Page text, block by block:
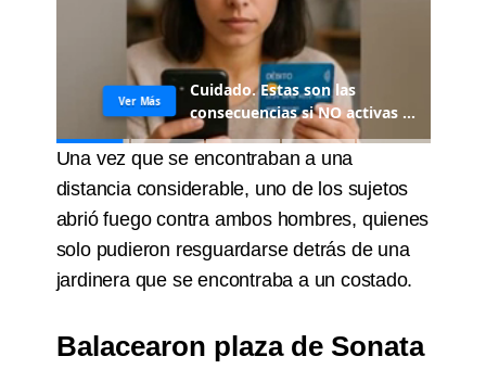
Una vez que se encontraban a una
distancia considerable, uno de los sujetos
abrió fuego contra ambos hombres, quienes
solo pudieron resguardarse detrás de una
jardinera que se encontraba a un costado.
Balacearon plaza de Sonata